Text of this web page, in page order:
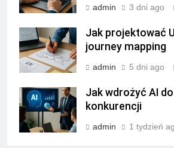
admin 3 dni ago
Jak projektować
journey mapping
admin 5 dni ago
Jak wdrożyć AI
konkurencji
admin 1 tydzień